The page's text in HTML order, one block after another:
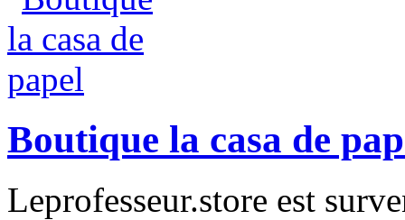
Boutique la casa de
Leprofesseur.store est